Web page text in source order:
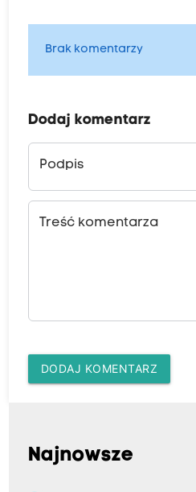
Brak komentarzy
Dodaj komentarz
Podpis
Treść komentarza
DODAJ KOMENTARZ
Najnowsze